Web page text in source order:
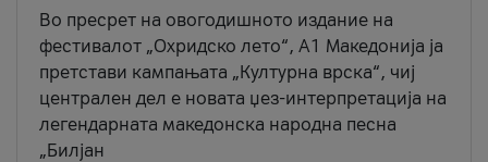
Во пресрет на овогодишното издание на
фестивалот „Охридско лето“, А1 Македонија ја
претстави кампањата „Културна врска“, чиј
централен дел е новата џез-интерпретација на
легендарната македонска народна песна
„Билјан